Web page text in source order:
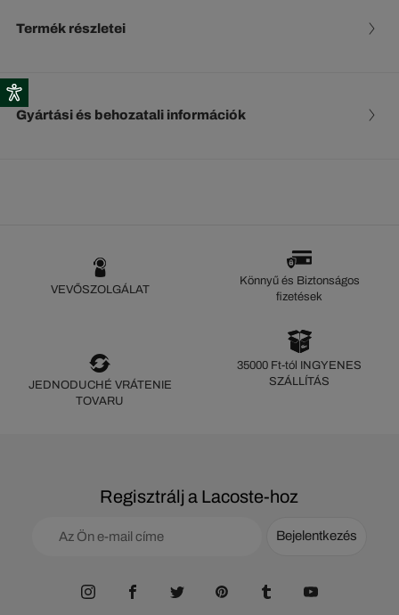
Termék részletei
Gyártási és behozatali információk
VEVŐSZOLGÁLAT
Könnyű és Biztonságos
fizetések
JEDNODUCHÉ VRÁTENIE
TOVARU
35000 Ft-tól INGYENES
SZÁLLÍTÁS
Regisztrálj a Lacoste-hoz
Bejelentkezés